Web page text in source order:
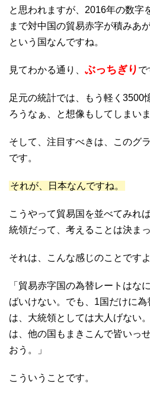
と思われますが、2016年の数字
まで対中国の貿易赤字が積みあ
という国なんですね。
見てわかる通り、 ぶっちぎり で
足元の統計では、もう軽く3500
ろうなぁ、と想像もしてしまいま
そして、注目すべきは、このグ
です。
それが、日本なんですね。
こうやって貿易国を並べてみれ
統領だって、考えることは決まっ
それは、こんな感じのことですよ
「貿易赤字国の為替レートはな
ばいけない。でも、1国だけに
は、大統領としては大人げない
は、他の国もまきこんで皆いっ
おう。」
こういうことです。